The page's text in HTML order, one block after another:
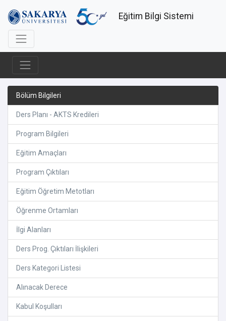
Eğitim Bilgi Sistemi
Bölüm Bilgileri
Ders Planı - AKTS Kredileri
Program Bilgileri
Eğitim Amaçları
Program Çıktıları
Eğitim Öğretim Metotları
Öğrenme Ortamları
İlgi Alanları
Ders Prog. Çıktıları İlişkileri
Ders Kategori Listesi
Alınacak Derece
Kabul Koşulları